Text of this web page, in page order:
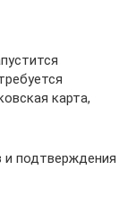
карта,
и подтверждения